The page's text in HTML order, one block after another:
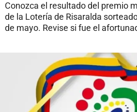
Conozca el resultado del premio
de la Lotería de Risaralda
de mayo. Revise si fue el